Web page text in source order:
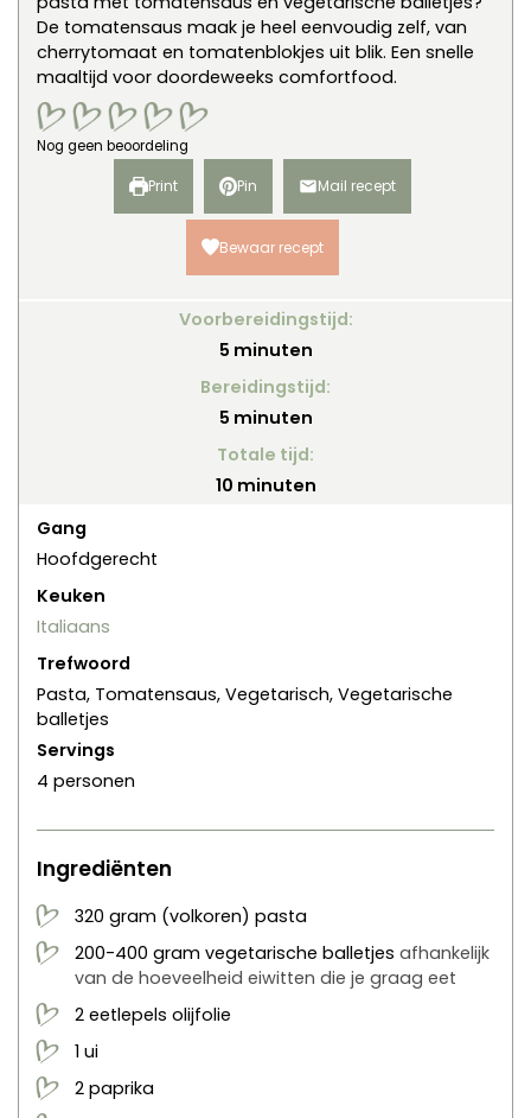
De tomatensaus maak je heel eenvoudig zelf, van
cherrytomaat en tomatenblokjes uit blik. Een snelle
maaltijd voor doordeweeks comfortfood.
Nog geen beoordeling
Print Pin Mail recept
Bewaar recept
Voorbereidingstijd:
5minuten
minuten
Bereidingstijd:
5minuten
minuten
Totale tijd:
10minuten
minuten
Gang
Hoofdgerecht
Keuken
Italiaans
Trefwoord
Pasta, Tomatensaus, Vegetarisch, Vegetarische
balletjes
Servings
4 personen
Ingrediënten
320 gram (volkoren) pasta
200-400 gram vegetarische balletjes afhankelijk
van de hoeveelheid eiwitten die je graag eet
2 eetlepels olijfolie
1 ui
2 paprika